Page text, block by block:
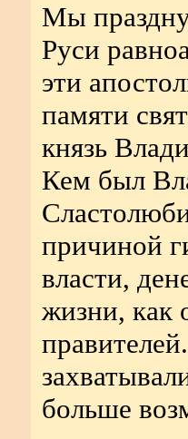
Мы
Руси
эти
памяти
князь
Кем был
причиной
власти,
жизни, как
больше